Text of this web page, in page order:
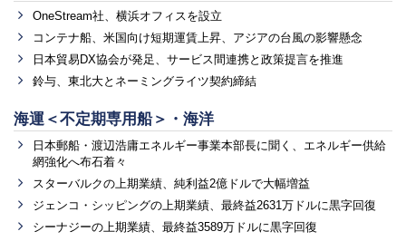
OneStream社、横浜オフィスを設立
コンテナ船、米国向け短期運賃上昇、アジアの台風の影響懸念
日本貿易DX協会が発足、サービス間連携と政策提言を推進
鈴与、東北大とネーミングライツ契約締結
海運＜不定期専用船＞・海洋
日本郵船・渡辺浩庸エネルギー事業本部長に聞く、エネルギー供給
網強化へ布石着々
スターバルクの上期業績、純利益2億ドルで大幅増益
ジェンコ・シッピングの上期業績、最終益2631万ドルに黒字回復
シーナジーの上期業績、最終益3589万ドルに黒字回復